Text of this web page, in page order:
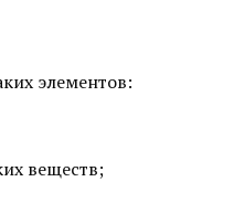
элементов:
веществ;